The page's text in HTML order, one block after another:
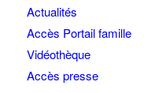
Actualités
Accès Portail famille
Vidéothèque
Accès presse